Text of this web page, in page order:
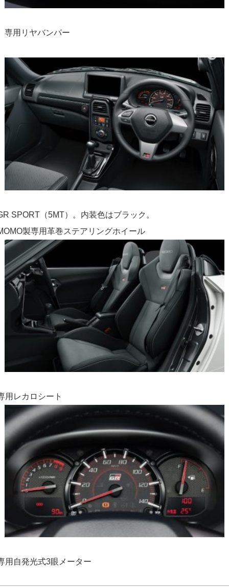
専用リヤバンパー
SPORT（5MT）。内装色はブラック。
製専用革巻ステアリングホイール
用レカロシート
用自発光式3眼メーター